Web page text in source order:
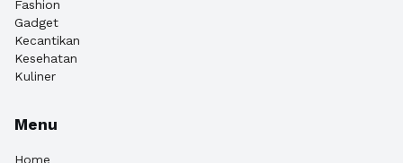
Fashion
Gadget
Kecantikan
Kesehatan
Kuliner
Menu
Home